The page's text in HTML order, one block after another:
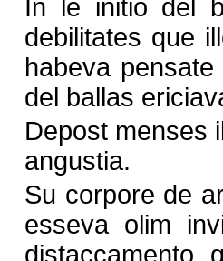
In le initio del
debilitates que
habeva
del ballas
Depost menses
angustia.
Su corpore de
esseva olim
distaccamento